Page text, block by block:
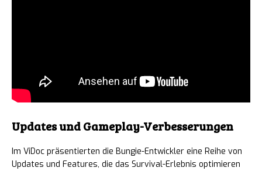
Updates und Gameplay-Verbesserungen
Im ViDoc präsentierten die Bungie-Entwickler eine Reihe von
Updates und Features, die das Survival-Erlebnis optimieren